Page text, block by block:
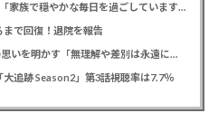
【祝】山本舞香 第1子出産を発表「家族で穏やかな毎日を過ごしています」、夫はマイファスHiro
で回復！退院を報告
元フジ渡邊渚アナ PTSD公表への思いを明かす「無理解や差別は永遠に変わらない」「同じ病気になったことのない人間にはわからない」
追跡 Season2」第3話視聴率は7.7％